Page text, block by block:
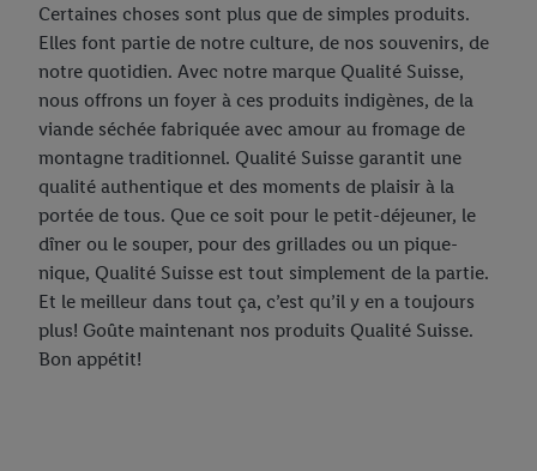
Certaines choses sont plus que de simples produits.
Elles font partie de notre culture, de nos souvenirs, de
notre quotidien. Avec notre marque Qualité Suisse,
nous offrons un foyer à ces produits indigènes, de la
viande séchée fabriquée avec amour au fromage de
montagne traditionnel. Qualité Suisse garantit une
qualité authentique et des moments de plaisir à la
portée de tous. Que ce soit pour le petit-déjeuner, le
dîner ou le souper, pour des grillades ou un pique-
nique, Qualité Suisse est tout simplement de la partie.
Et le meilleur dans tout ça, c’est qu’il y en a toujours
plus! Goûte maintenant nos produits Qualité Suisse.
Bon appétit!